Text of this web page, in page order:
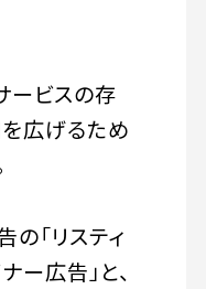
ービスの存
広げるため
の「リスティ
ー広告」と、